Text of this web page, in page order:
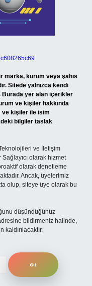
marka, kurum veya şahıs
Sitede yalnızca kendi
Burada yer alan içerikler
ve kişiler hakkında
ve kişiler ile isim
bilgiler taslak
ve İletişim
olarak hizmet
olarak denetleme
Ancak, üyelerimiz
olup, siteye üye olarak bu
düşündüğünüz
bildirmeniz halinde,